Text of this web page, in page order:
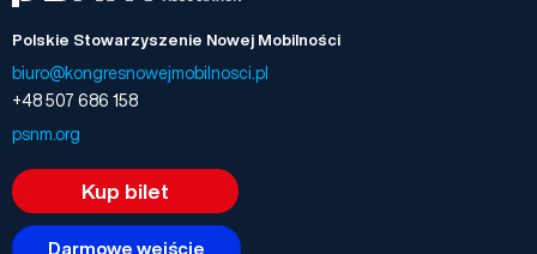
Polskie Stowarzyszenie Nowej Mobilności
biuro@kongresnowejmobilnosci.pl
+48 507 686 158
psnm.org
Kup bilet
Darmowe wejście